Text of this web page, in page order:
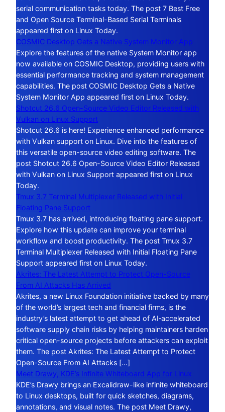
serial communication tasks today. The post 7 Best Free
and Open Source Terminal-Based Serial Terminals
appeared first on Linux Today.
COSMIC Desktop Gets a Native System Monitor App
Explore the features of the native System Monitor app
now available on COSMIC Desktop, providing users with
essential performance tracking and system management
capabilities. The post COSMIC Desktop Gets a Native
System Monitor App appeared first on Linux Today.
Shotcut 26.6 Open-Source Video Editor Released with
Vulkan on Linux Support
Shotcut 26.6 is here! Experience enhanced performance
with Vulkan support on Linux. Dive into the features of
this versatile open-source video editing software. The
post Shotcut 26.6 Open-Source Video Editor Released
with Vulkan on Linux Support appeared first on Linux
Today.
Tmux 3.7 Terminal Multiplexer Released with Initial
Floating Pane Support
Tmux 3.7 has arrived, introducing floating pane support.
Explore how this update can improve your terminal
workflow and boost productivity. The post Tmux 3.7
Terminal Multiplexer Released with Initial Floating Pane
Support appeared first on Linux Today.
Akrites: The Latest Attempt to Protect Open-Source
From AI Attacks Has Arrived
Akrites, a new Linux Foundation initiative backed by many
of the world’s largest tech and financial firms, is the
industry’s latest attempt to get ahead of AI‑accelerated
software supply chain risks by helping maintainers harden
critical open-source projects before attackers can exploit
them. The post Akrites: The Latest Attempt to Protect
Open-Source From AI Attacks […]
Meet Drawy, KDE’s Infinite Whiteboard App for Linux
KDE’s Drawy brings an Excalidraw-like infinite whiteboard
to Linux desktops, built for quick sketches, diagrams,
annotations, and visual notes. The post Meet Drawy,